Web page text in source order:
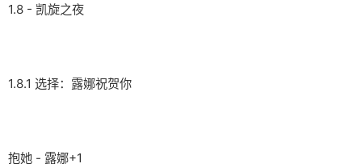
1.8 - 凯旋之夜
1.8.1 选择：露娜祝贺你
抱她 - 露娜+1